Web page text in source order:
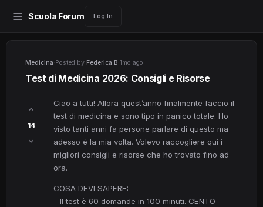
Scuola Forum Log In
Medicina Posted by Federica B 1mo ago
Test di Medicina 2026: Consigli e Risorse
14
Ciao a tutti! Allora quest’anno finalmente faccio il
test di medicina e sono tipo in panico totale. Ho
visto tanti anni fa persone parlare di questo ma
adesso è la mia volta. Volevo raccogliere qui i
migliori consigli e risorse che ho trovato fino ad
ora.
COSA DEVI SAPERE:
– Il test è 60 domande in 100 minuti. CENTO